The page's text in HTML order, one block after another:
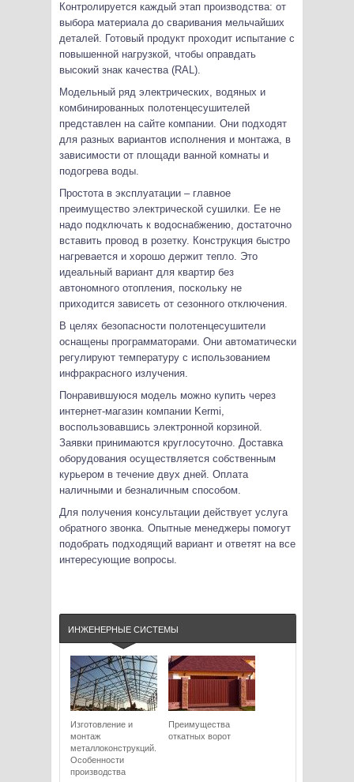
Контролируется каждый этап производства: от
выбора материала до сваривания мельчайших
деталей. Готовый продукт проходит испытание с
повышенной нагрузкой, чтобы оправдать
высокий знак качества (RAL).
Модельный ряд электрических, водяных и
комбинированных полотенцесушителей
представлен на сайте компании. Они подходят
для разных вариантов исполнения и монтажа, в
зависимости от площади ванной комнаты и
подогрева воды.
Простота в эксплуатации – главное
преимущество электрической сушилки. Ее не
надо подключать к водоснабжению, достаточно
вставить провод в розетку. Конструкция быстро
нагревается и хорошо держит тепло. Это
идеальный вариант для квартир без
автономного отопления, поскольку не
приходится зависеть от сезонного отключения.
В целях безопасности полотенцесушители
оснащены программаторами. Они автоматически
регулируют температуру с использованием
инфракрасного излучения.
Понравившуюся модель можно купить через
интернет-магазин компании Kermi,
воспользовавшись электронной корзиной.
Заявки принимаются круглосуточно. Доставка
оборудования осуществляется собственным
курьером в течение двух дней. Оплата
наличными и безналичным способом.
Для получения консультации действует услуга
обратного звонка. Опытные менеджеры помогут
подобрать подходящий вариант и ответят на все
интересующие вопросы.
ИНЖЕНЕРНЫЕ СИСТЕМЫ
Изготовление и
монтаж
металлоконструкций.
Особенности
производства
Преимущества
откатных ворот